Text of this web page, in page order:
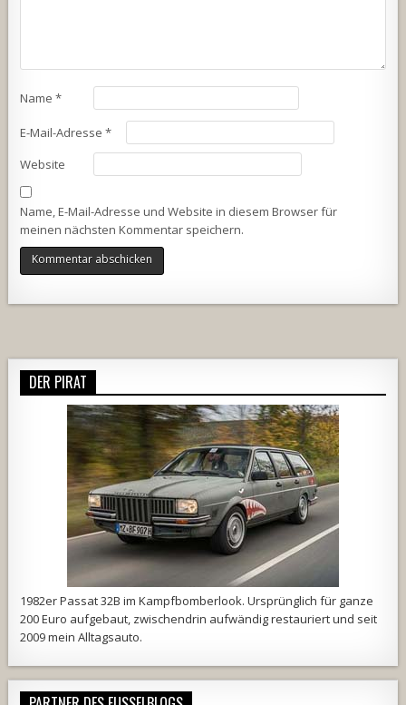
Name*
E-Mail-Adresse*
Website
Name, E-Mail-Adresse und Website in diesem Browser für
meinen nächsten Kommentar speichern.
DER PIRAT
1982er Passat 32B im Kampfbomberlook. Ursprünglich für ganze
200 Euro aufgebaut, zwischendrin aufwändig restauriert und seit
2009 mein Alltagsauto.